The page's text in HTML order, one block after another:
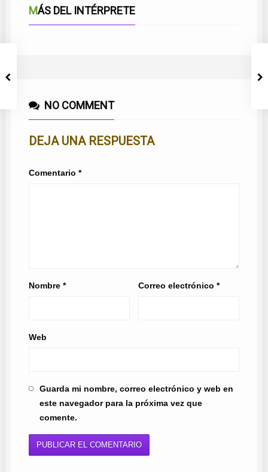
MÁS DEL INTÉRPRETE
NO COMMENT
DEJA UNA RESPUESTA
Comentario *
Nombre * Correo electrónico*
Web
Guarda mi nombre, correo electrónico y web en
este navegador para la próxima vez que
comente.